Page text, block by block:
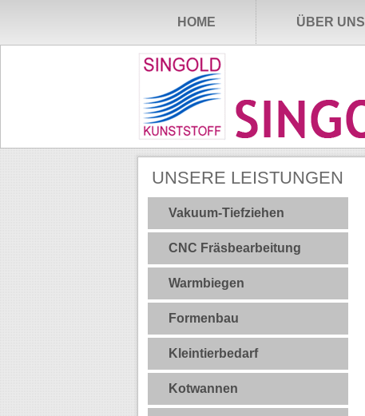
HOME ÜBER UNS
UNSERE LEISTUNGEN
Vakuum-Tiefziehen
CNC Fräsbearbeitung
Warmbiegen
Formenbau
Kleintierbedarf
Kotwannen